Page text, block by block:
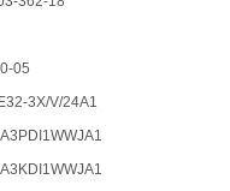
05
3X/V/24A1